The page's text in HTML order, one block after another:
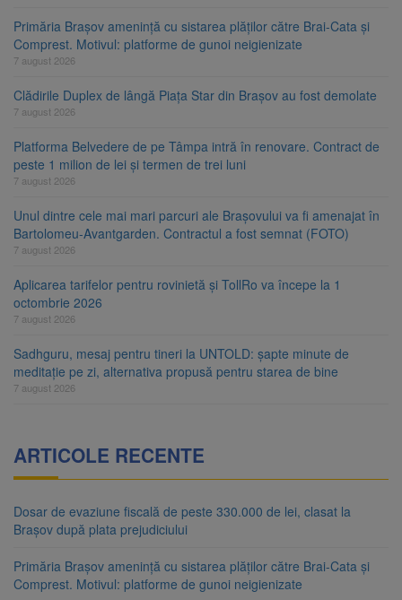
Primăria Brașov amenință cu sistarea plăților către Brai-Cata și
Comprest. Motivul: platforme de gunoi neigienizate
7 august 2026
Clădirile Duplex de lângă Piața Star din Brașov au fost demolate
7 august 2026
Platforma Belvedere de pe Tâmpa intră în renovare. Contract de
peste 1 milion de lei și termen de trei luni
7 august 2026
Unul dintre cele mai mari parcuri ale Brașovului va fi amenajat în
Bartolomeu-Avantgarden. Contractul a fost semnat (FOTO)
7 august 2026
Aplicarea tarifelor pentru rovinietă și TollRo va începe la 1
octombrie 2026
7 august 2026
Sadhguru, mesaj pentru tineri la UNTOLD: șapte minute de
meditație pe zi, alternativa propusă pentru starea de bine
7 august 2026
ARTICOLE RECENTE
Dosar de evaziune fiscală de peste 330.000 de lei, clasat la
Brașov după plata prejudiciului
Primăria Brașov amenință cu sistarea plăților către Brai-Cata și
Comprest. Motivul: platforme de gunoi neigienizate